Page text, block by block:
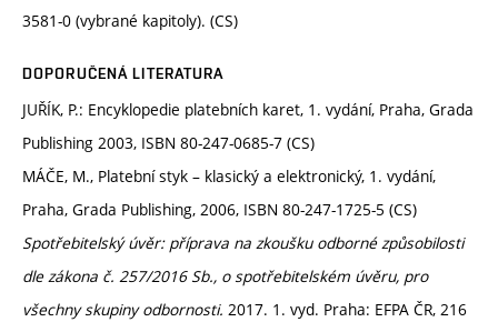
3581-0 (vybrané kapitoly). (CS)
DOPORUČENÁ LITERATURA
JUŘÍK, P.: Encyklopedie platebních karet, 1. vydání, Praha, Grada
Publishing 2003, ISBN 80-247-0685-7 (CS)
MÁČE, M., Platební styk – klasický a elektronický, 1. vydání,
Praha, Grada Publishing, 2006, ISBN 80-247-1725-5 (CS)
Spotřebitelský úvěr: příprava na zkoušku odborné způsobilosti
dle zákona č. 257/2016 Sb., o spotřebitelském úvěru, pro
všechny skupiny odbornosti. 2017. 1. vyd. Praha: EFPA ČR, 216